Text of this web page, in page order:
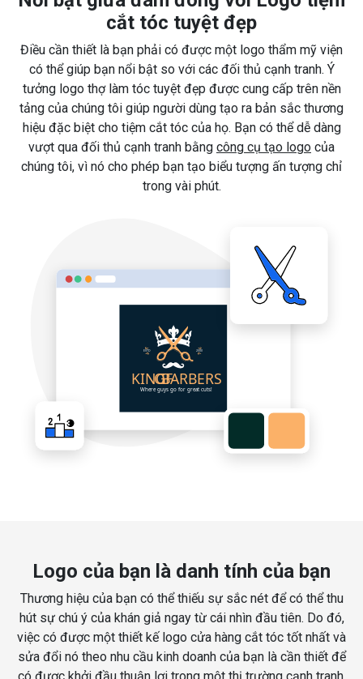
cắt tóc tuyệt đẹp
Điều cần thiết là bạn phải có được một logo thẩm mỹ viện
có thể giúp bạn nổi bật so với các đối thủ cạnh tranh. Ý
tưởng logo thợ làm tóc tuyệt đẹp được cung cấp trên nền
tảng của chúng tôi giúp người dùng tạo ra bản sắc thương
hiệu đặc biệt cho tiệm cắt tóc của họ. Bạn có thể dễ dàng
vượt qua đối thủ cạnh tranh bằng công cụ tạo logo của
chúng tôi, vì nó cho phép bạn tạo biểu tượng ấn tượng chỉ
trong vài phút.
Logo của bạn là danh tính của bạn
Thương hiệu của bạn có thể thiếu sự sắc nét để có thể thu
hút sự chú ý của khán giả ngay từ cái nhìn đầu tiên. Do đó,
việc có được một thiết kế logo cửa hàng cắt tóc tốt nhất và
sửa đổi nó theo nhu cầu kinh doanh của bạn là cần thiết để